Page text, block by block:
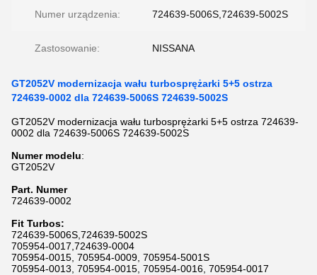
Numer urządzenia: 724639-5006S,724639-5002S
Zastosowanie: NISSANA
GT2052V modernizacja wału turbosprężarki 5+5 ostrza
724639-0002 dla 724639-5006S 724639-5002S
GT2052V modernizacja wału turbosprężarki 5+5 ostrza 724639-
0002 dla 724639-5006S 724639-5002S
Numer modelu:
GT2052V
Part. Numer
724639-0002
Fit Turbos:
724639-5006S,724639-5002S
705954-0017,724639-0004
705954-0015, 705954-0009, 705954-5001S
705954-0013, 705954-0015, 705954-0016, 705954-0017